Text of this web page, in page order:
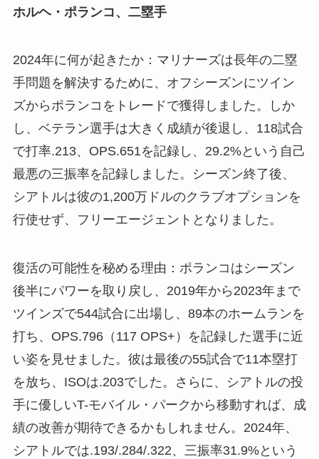
ホルヘ・ポランコ、二塁手
2024年に何が起きたか：マリナーズは長年の二塁
手問題を解決するために、オフシーズンにツイン
ズからポランコをトレードで獲得しました。しか
し、ベテラン選手は大きく成績が後退し、118試合
で打率.213、OPS.651を記録し、29.2%という自己
最悪の三振率を記録しました。シーズン終了後、
シアトルは彼の1,200万ドルのクラブオプションを
行使せず、フリーエージェントとなりました。
復活の可能性を秘める理由：ポランコはシーズン
後半にパワーを取り戻し、2019年から2023年まで
ツインズで544試合に出場し、89本のホームランを
打ち、OPS.796（117 OPS+）を記録した選手に近
い姿を見せました。彼は最後の55試合で11本塁打
を放ち、ISOは.203でした。さらに、シアトルの投
手に優しいT-モバイル・パークから移動すれば、成
績の改善が期待できるかもしれません。2024年、
シアトルでは.193/.284/.322、三振率31.9%という